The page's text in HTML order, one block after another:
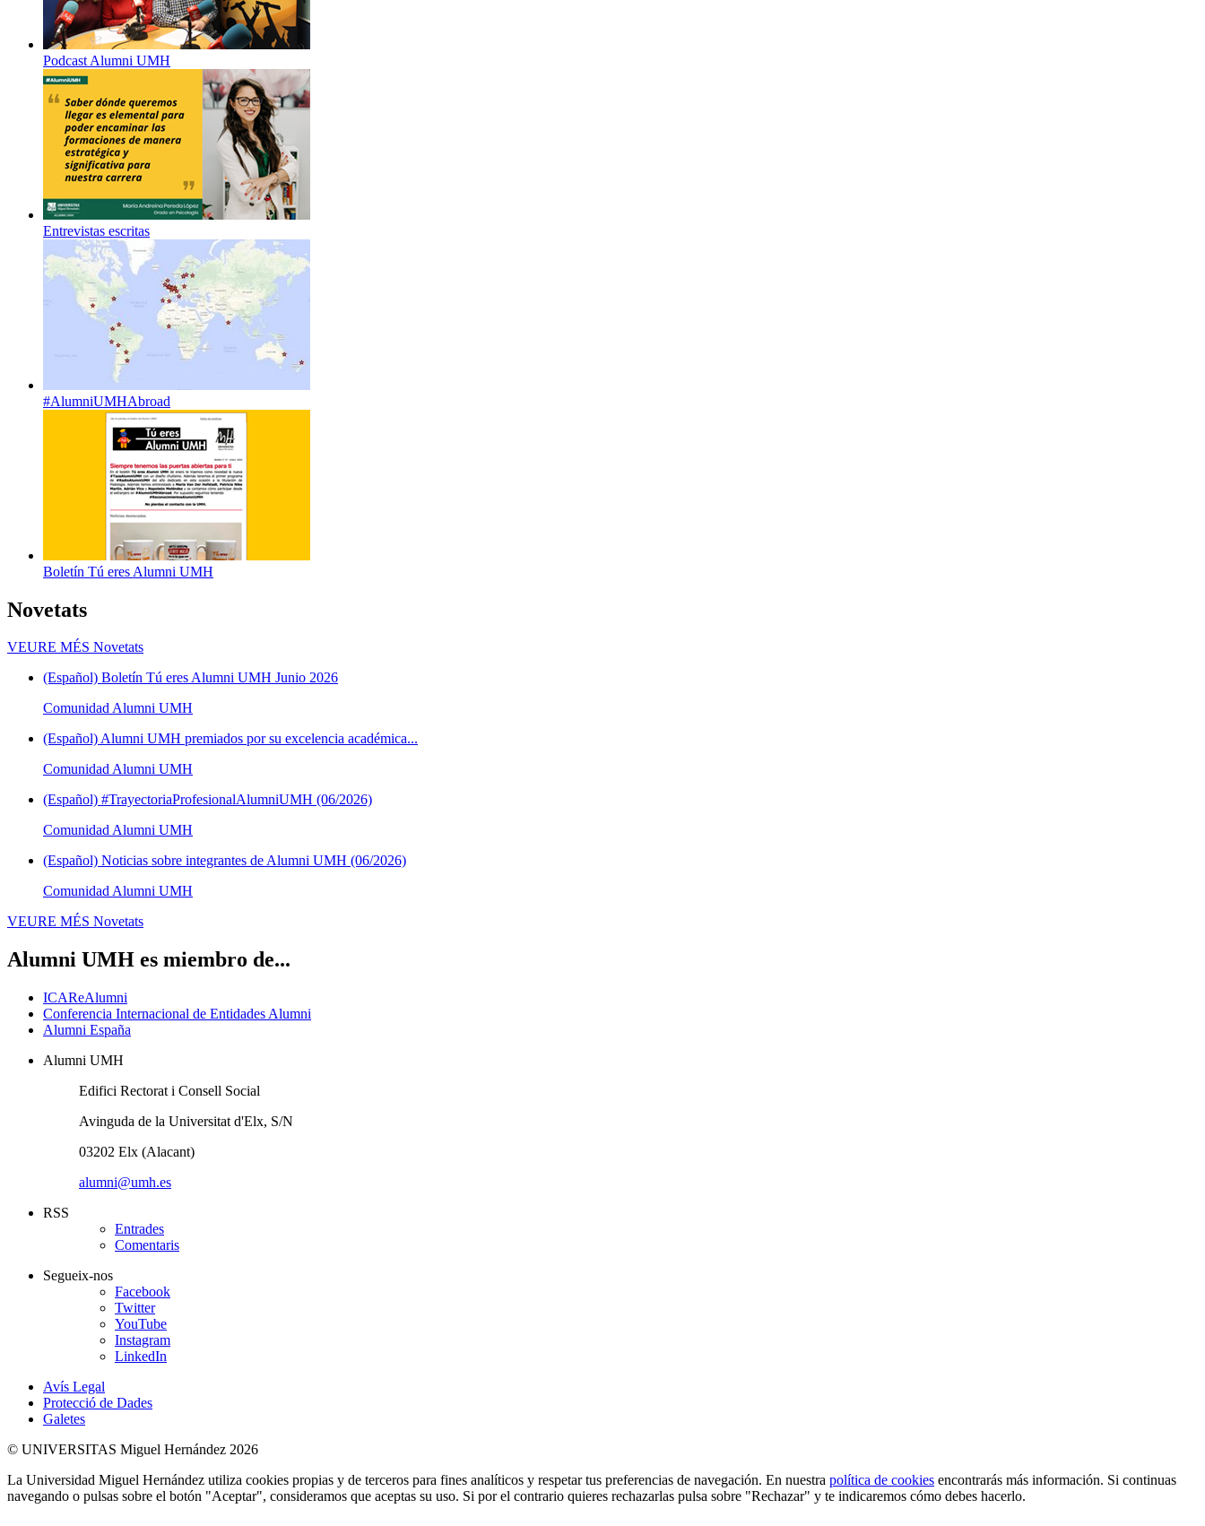
Podcast Alumni UMH
Entrevistas escritas
#AlumniUMHAbroad
Boletín Tú eres Alumni UMH
Novetats
VEURE MÉS Novetats
(Español) Boletín Tú eres Alumni UMH Junio 2026
Comunidad Alumni UMH
(Español) Alumni UMH premiados por su excelencia académica...
Comunidad Alumni UMH
(Español) #TrayectoriaProfesionalAlumniUMH (06/2026)
Comunidad Alumni UMH
(Español) Noticias sobre integrantes de Alumni UMH (06/2026)
Comunidad Alumni UMH
VEURE MÉS Novetats
Alumni UMH es miembro de...
ICAReAlumni
Conferencia Internacional de Entidades Alumni
Alumni España
Alumni UMH
Edifici Rectorat i Consell Social
Avinguda de la Universitat d'Elx, S/N
03202 Elx (Alacant)
alumni@umh.es
RSS
Entrades
Comentaris
Segueix-nos
Facebook
Twitter
YouTube
Instagram
LinkedIn
Avís Legal
Protecció de Dades
Galetes
© UNIVERSITAS Miguel Hernández 2026
La Universidad Miguel Hernández utiliza cookies propias y de terceros para fines analíticos y respetar tus preferencias de navegación. En nuestra política de cookies encontrarás más información. Si continuas
navegando o pulsas sobre el botón "Aceptar", consideramos que aceptas su uso. Si por el contrario quieres rechazarlas pulsa sobre "Rechazar" y te indicaremos cómo debes hacerlo.